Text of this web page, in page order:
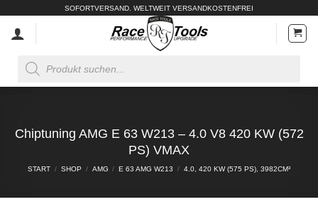
springen
SOFORTVERSAND. WELTWEIT VERSANDKOSTENFREI
search
Chiptuning AMG E 63 W213 – 4.0 V8 420 KW (572
PS) VMAX
START / SHOP / AMG / E 63 AMG W213 / 4.0, 420 KW (575 PS), 3982CM³